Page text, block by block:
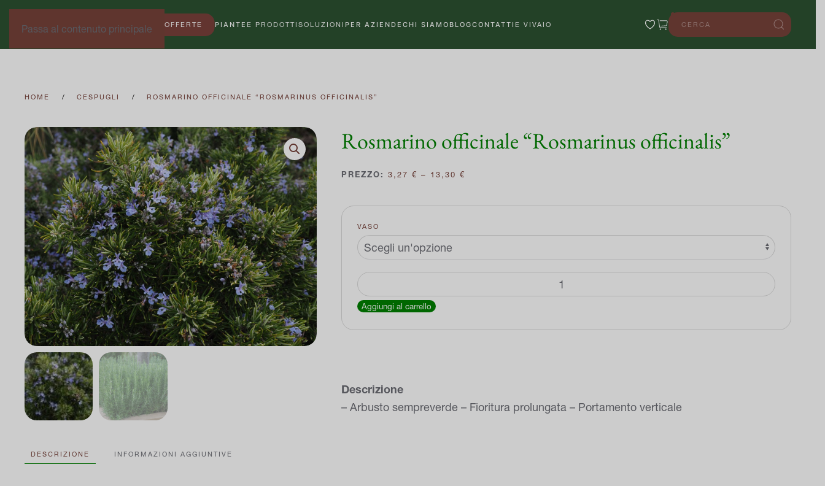
Passa al contenuto principale OFFERTE PIANTE E PRODOTTI SOLUZIONI PER AZIENDE CHI SIAMO BLOGCONTATTI E VIVAIO
HOME CESPUGLI ROSMARINO OFFICINALE “ROSMARINUS OFFICINALIS”
Rosmarino officinale “Rosmarinus officinalis”
3,27 € – 13,30 €
DA
VASO
Rosmarino
officinale
"Rosmarinus
officinalis"
Aggiungi al carrello
Descrizione
– Arbusto sempreverde – Fioritura prolungata – Portamento verticale
DESCRIZIONE INFORMAZIONI AGGIUNTIVE